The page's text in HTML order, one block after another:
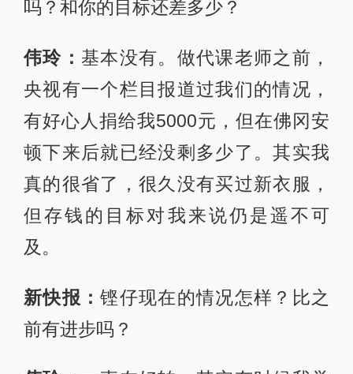
吗？和你的目标还差多少？
伟玲： 基本没有。做代课老师之前，
央视有一个栏目报道过我们的情况，
有好心人捐给我5000元，但在佛冈安
顿下来后就已经没剩多少了。其实我
真的很省了，很久没有买过新衣服，
但存钱的目标对我来说仍是遥不可
及。
新快报：铿仔现在的情况怎样？比之
前有进步吗？